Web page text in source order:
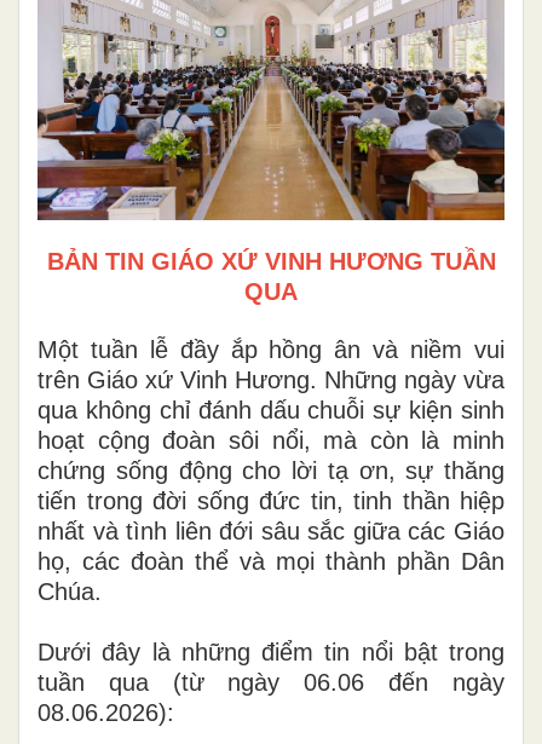
BẢN TIN GIÁO XỨ VINH HƯƠNG TUẦN
QUA
Một tuần lễ đầy ắp hồng ân và niềm vui
trên Giáo xứ Vinh Hương. Những ngày vừa
qua không chỉ đánh dấu chuỗi sự kiện sinh
hoạt cộng đoàn sôi nổi, mà còn là minh
chứng sống động cho lời tạ ơn, sự thăng
tiến trong đời sống đức tin, tinh thần hiệp
nhất và tình liên đới sâu sắc giữa các Giáo
họ, các đoàn thể và mọi thành phần Dân
Chúa.
Dưới đây là những điểm tin nổi bật trong
tuần qua (từ ngày 06.06 đến ngày
08.06.2026):